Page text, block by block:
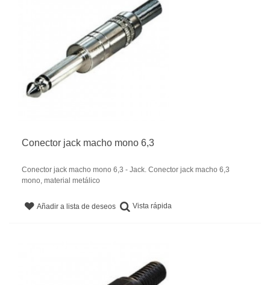
Conector jack macho mono 6,3
Conector jack macho mono 6,3 - Jack. Conector jack macho 6,3
mono, material metálico
Añadir a lista de deseos Vista rápida